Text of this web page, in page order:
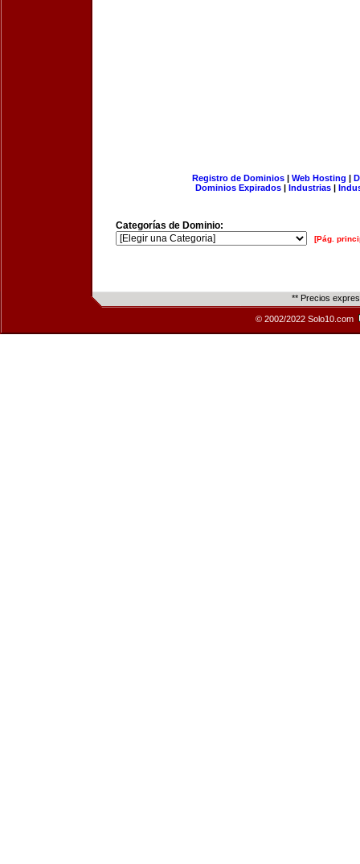
Registro de Dominios| Web Hosting |
Dominios Expirados | Industrias |
Categorías de Dominio:
[Pág.
** Precios
© 2002/2022 Solo10.com